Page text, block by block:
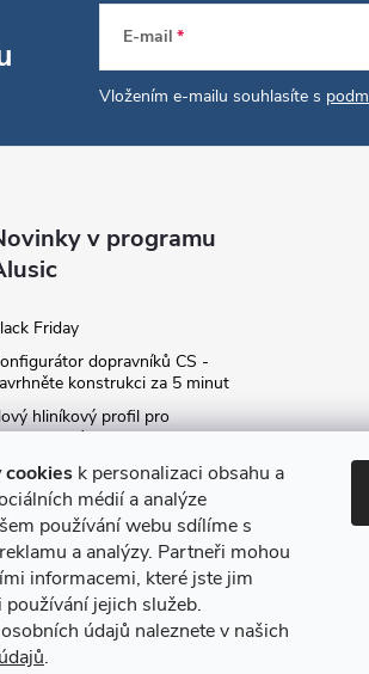
cookies k personalizaci obsahu a
médií a analýze
používání webu sdílíme s
a analýzy. Partneři mohou
informacemi, které jste jim
jejich služeb.
údajů naleznete v našich
.
E-mail
Vložením e-mailu souhlasíte s
v programu
Friday
dopravníků CS -
konstrukci za 5 minut
hliníkový profil pro
panely - kvalita za
označení objednávky
produktové série
stojanů SP